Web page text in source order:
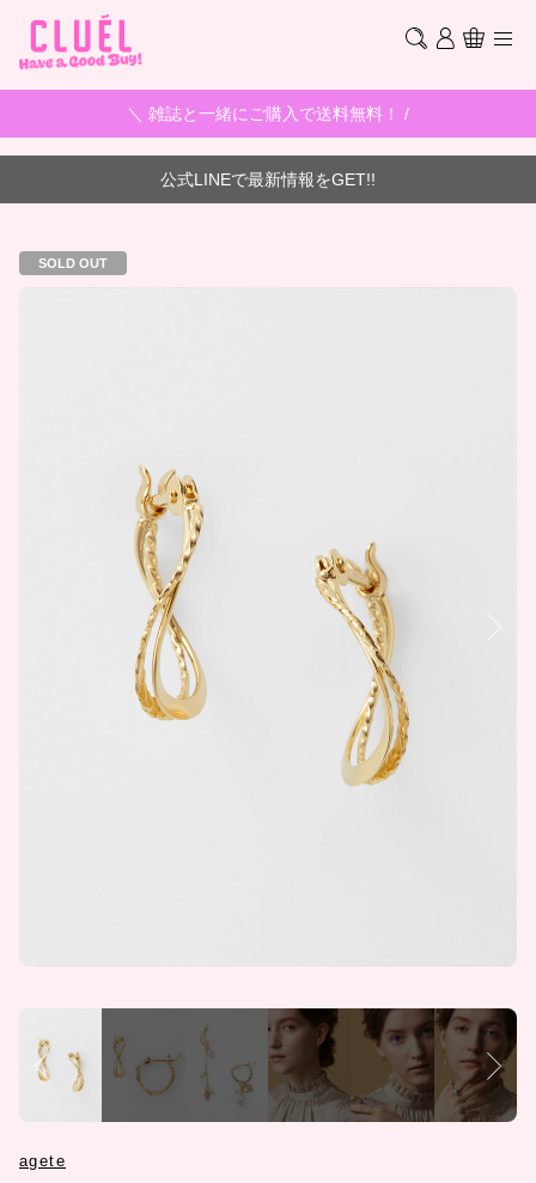
＼ 雑誌と一緒にご購入で送料無料！ /
公式LINEで最新情報をGET!!
SOLD OUT
agete